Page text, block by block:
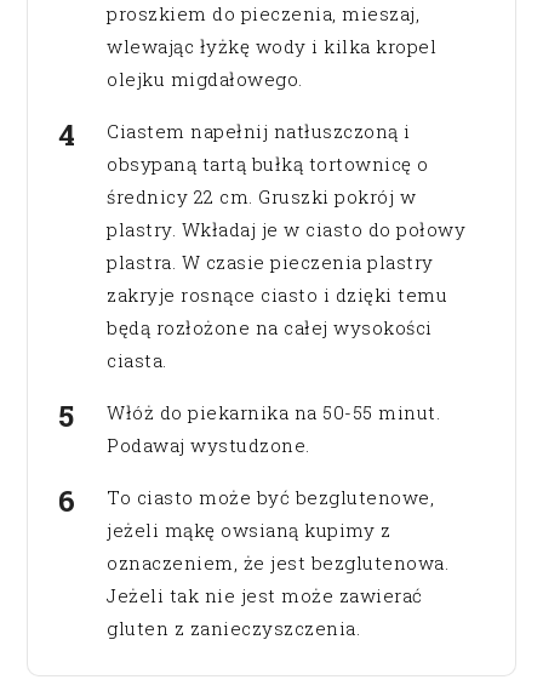
proszkiem do pieczenia, mieszaj,
wlewając łyżkę wody i kilka kropel
olejku migdałowego.
Ciastem napełnij natłuszczoną i
obsypaną tartą bułką tortownicę o
średnicy 22 cm. Gruszki pokrój w
plastry. Wkładaj je w ciasto do połowy
plastra. W czasie pieczenia plastry
zakryje rosnące ciasto i dzięki temu
będą rozłożone na całej wysokości
ciasta.
Włóż do piekarnika na 50-55 minut.
Podawaj wystudzone.
To ciasto może być bezglutenowe,
jeżeli mąkę owsianą kupimy z
oznaczeniem, że jest bezglutenowa.
Jeżeli tak nie jest może zawierać
gluten z zanieczyszczenia.